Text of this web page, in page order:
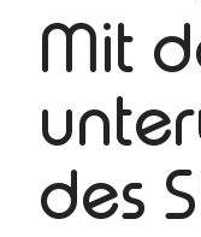
Mit
des